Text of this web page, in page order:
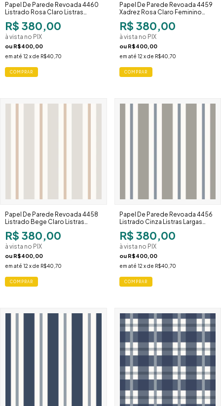
Papel De Parede Revoada 4460
Listrado Rosa Claro Listras
Largas Moderno
R$ 380,00
à vista no PIX
ou R$400,00
em até 12 x de R$40,70
Papel De Parede Revoada 4459
Xadrez Rosa Claro Feminino
Romântico
R$ 380,00
à vista no PIX
ou R$400,00
em até 12 x de R$40,70
Papel De Parede Revoada 4458
Listrado Bege Claro Listras
Largas Moderno
R$ 380,00
à vista no PIX
ou R$400,00
em até 12 x de R$40,70
Papel De Parede Revoada 4456
Listrado Cinza Listras Largas
Moderno
R$ 380,00
à vista no PIX
ou R$400,00
em até 12 x de R$40,70